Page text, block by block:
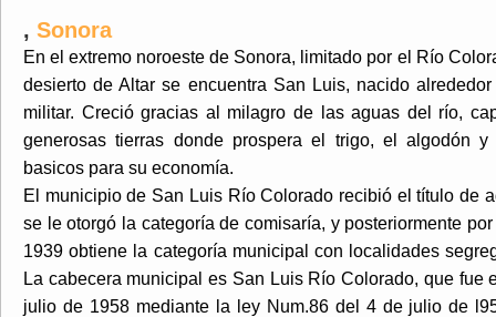
, Sonora
En el extremo noroeste de Sonora, limitado por el Río
desierto de Altar se encuentra San Luis, nacido
militar. Creció gracias al milagro de las aguas del río,
generosas tierras donde prospera el trigo, el algodón
basicos para su economía.
El municipio de San Luis Río Colorado recibió el título de
se le otorgó la categoría de comisaría, y posteriormente
1939 obtiene la categoría municipal con localidades
La cabecera municipal es San Luis Río Colorado, que fue
julio de 1958 mediante la ley Num.86 del 4 de julio de